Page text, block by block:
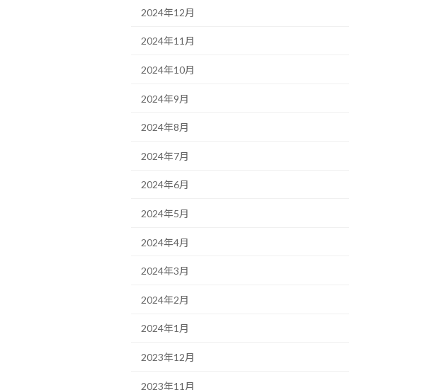
2024年12月
2024年11月
2024年10月
2024年9月
2024年8月
2024年7月
2024年6月
2024年5月
2024年4月
2024年3月
2024年2月
2024年1月
2023年12月
2023年11月